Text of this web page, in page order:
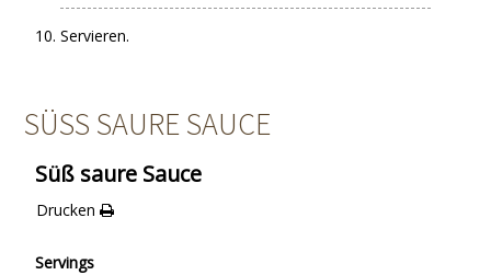
Servieren.
SÜSS SAURE SAUCE
Süß saure Sauce
Drucken
Servings